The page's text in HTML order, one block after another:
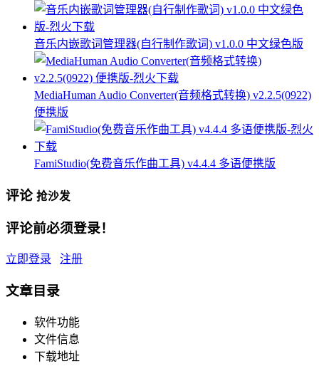
音乐内嵌歌词管理器(自行制作歌词) v1.0.0 中文绿色版
MediaHuman Audio Converter(音频格式转换) v2.2.5(0922)
便携版
FamiStudio(免费音乐作曲工具) v4.4.4 多语便携版
评论 抢沙发
评论前必须登录！
立即登录 注册
文章目录
软件功能
文件信息
下载地址